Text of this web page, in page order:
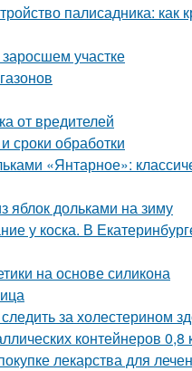
палисадника: как
заросшем участке
от вредителей
сроки обработки
«Янтарное»:
яблок дольками на зиму
у коска. В
на основе силикона
за холестерином
контейнеров 0,8
лекарства для